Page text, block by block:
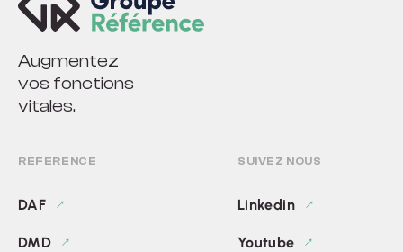
Augmentez
vos fonctions
vitales.
REFERENCE
DAF
DMD
SUIVEZ NOUS
Linkedin
Youtube